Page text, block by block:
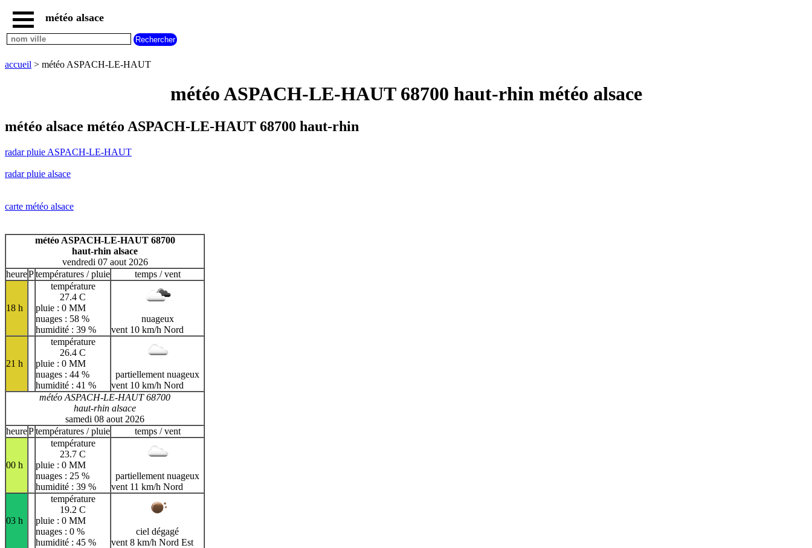
accueil
radar
ASPACH-
alsace
pluie
carte
france
A B C D E F
G
L M
O
P Q R S T
X Y Z
météo alsace
accueil > météo ASPACH-LE-HAUT
météo ASPACH-LE-HAUT 68700 haut-rhin météo alsace
météo alsace météo ASPACH-LE-HAUT 68700 haut-rhin
radar pluie ASPACH-LE-HAUT
radar pluie alsace
carte météo alsace
météo ASPACH-LE-HAUT 68700
haut-rhin alsace
vendredi 07 aout 2026
heurePtempératures / pluie temps / vent
18 h
température
27.4 C
pluie : 0 MM
nuages : 58 %
humidité : 39 %
nuageux
vent 10 km/h Nord
21 h
température
26.4 C
pluie : 0 MM
nuages : 44 %
humidité : 41 %
partiellement nuageux
vent 10 km/h Nord
météo ASPACH-LE-HAUT 68700
haut-rhin alsace
samedi 08 aout 2026
heurePtempératures / pluie temps / vent
00 h
température
23.7 C
pluie : 0 MM
nuages : 25 %
humidité : 39 %
partiellement nuageux
vent 11 km/h Nord
03 h
température
19.2 C
pluie : 0 MM
nuages : 0 %
humidité : 45 %
ciel dégagé
vent 8 km/h Nord Est